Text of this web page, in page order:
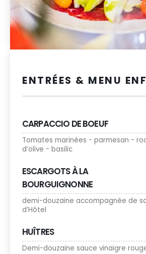
ENTRÉES & MENU
CARPACCIO DE BOEUF
Tomates marinées - parmesan -
d’olive - basilic
ESCARGOTS À LA
BOURGUIGNONNE
demi-douzaine accompagnée de
d’Hôtel
HUÎTRES
Demi-douzaine sauce vinaigre